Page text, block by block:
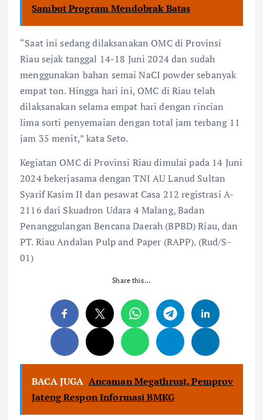
Sambut Program Mendobrak Batas
“Saat ini sedang dilaksanakan OMC di Provinsi
Riau sejak tanggal 14-18 Juni 2024 dan sudah
menggunakan bahan semai NaCI powder sebanyak
empat ton. Hingga hari ini, OMC di Riau telah
dilaksanakan selama empat hari dengan rincian
lima sorti penyemaian dengan total jam terbang 11
jam 35 menit,” kata Seto.
Kegiatan OMC di Provinsi Riau dimulai pada 14 Juni
2024 bekerjasama dengan TNI AU Lanud Sultan
Syarif Kasim II dan pesawat Casa 212 registrasi A-
2116 dari Skuadron Udara 4 Malang, Badan
Penanggulangan Bencana Daerah (BPBD) Riau, dan
PT. Riau Andalan Pulp and Paper (RAPP). (Rud/S-
01)
Share this…
BACA JUGA Ancaman Megathrust, Pemprov
Jateng Respon Informasi BMKG